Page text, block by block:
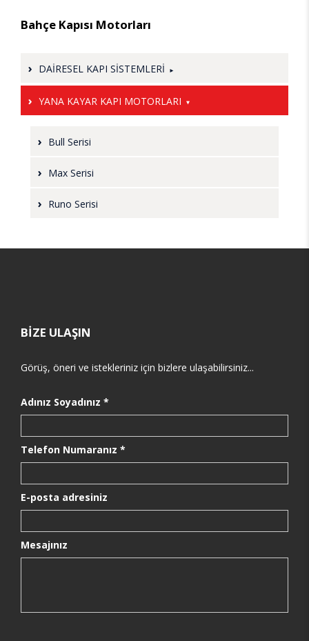
Bahçe Kapısı Motorları
DAİRESEL KAPI SİSTEMLERİ
YANA KAYAR KAPI MOTORLARI
Bull Serisi
Max Serisi
Runo Serisi
BİZE ULAŞIN
Görüş, öneri ve istekleriniz için bizlere ulaşabilirsiniz...
Adınız Soyadınız *
Telefon Numaranız *
E-posta adresiniz
Mesajınız